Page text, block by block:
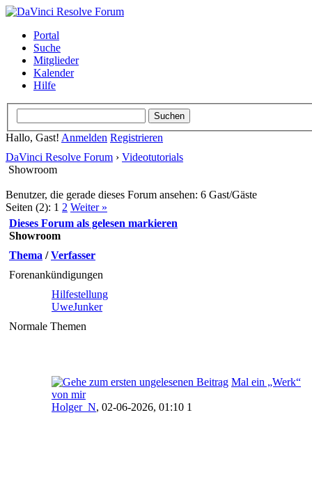
Portal
Suche
Mitglieder
Kalender
Hilfe
Hallo, Gast! Anmelden Registrieren
DaVinci Resolve Forum › Videotutorials
Showroom
Benutzer, die gerade dieses Forum ansehen: 6 Gast/Gäste
Seiten (2): 1 2 Weiter »
Dieses Forum als gelesen markieren
Showroom
Thema /Verfasser
Forenankündigungen
Hilfestellung
UweJunker
Normale Themen
Mal ein „Werk“
von mir
Holger_N, 02-06-2026, 01:10 1